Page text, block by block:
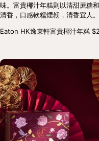
味。富貴椰汁年糕則以清甜蔗糖
清香，口感軟糯煙韌，清香宜人。
Eaton HK逸東軒富貴椰汁年糕